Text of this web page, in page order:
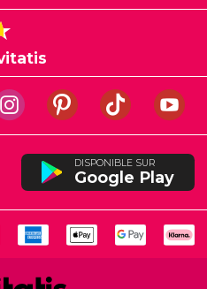
DISPONIBLE SUR
Google Play